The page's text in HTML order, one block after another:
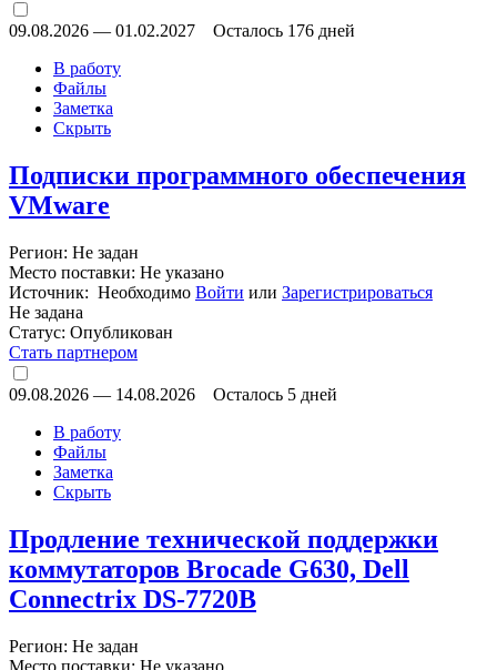
09.08.2026 — 01.02.2027
Осталось 176 дней
В работу
Файлы
Заметка
Скрыть
Подписки программного обеспечения
VMware
Регион: Не задан
Место поставки: Не указано
Источник: Необходимо Войти или Зарегистрироваться
Не задана
Статус: Опубликован
Стать партнером
09.08.2026 — 14.08.2026
Осталось 5 дней
В работу
Файлы
Заметка
Скрыть
Продление технической поддержки
коммутаторов Brocade G630, Dell
Connectrix DS-7720B
Регион: Не задан
Место поставки: Не указано